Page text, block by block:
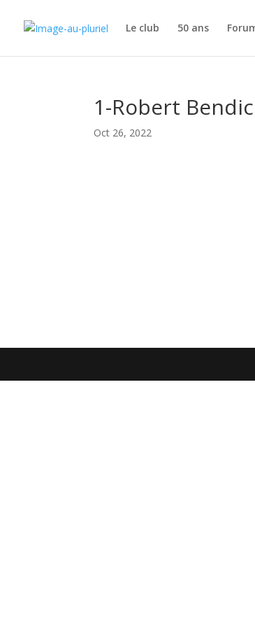
Le club 50 ans
1-Robert
Oct 26, 2022